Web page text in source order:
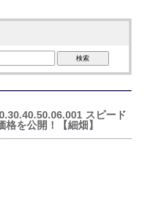
検索
スピード
を公開！【細畑】